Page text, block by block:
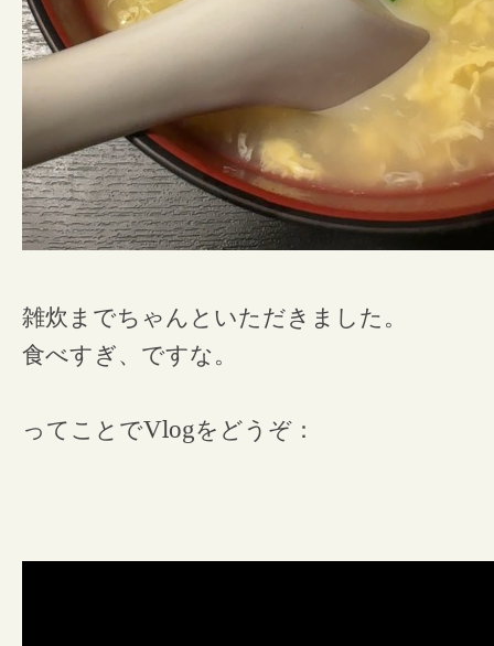
雑炊までちゃんといただきました。
食べすぎ、ですな。
ってことでVlogをどうぞ：